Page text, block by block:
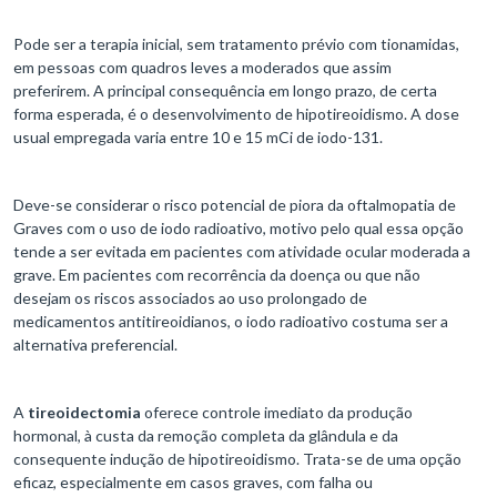
Pode ser a terapia inicial, sem tratamento prévio com tionamidas,
em pessoas com quadros leves a moderados que assim
preferirem. A principal consequência em longo prazo, de certa
forma esperada, é o desenvolvimento de hipotireoidismo. A dose
usual empregada varia entre 10 e 15 mCi de iodo-131.
Deve-se considerar o risco potencial de piora da oftalmopatia de
Graves com o uso de iodo radioativo, motivo pelo qual essa opção
tende a ser evitada em pacientes com atividade ocular moderada a
grave. Em pacientes com recorrência da doença ou que não
desejam os riscos associados ao uso prolongado de
medicamentos antitireoidianos, o iodo radioativo costuma ser a
alternativa preferencial.
A tireoidectomia oferece controle imediato da produção
hormonal, à custa da remoção completa da glândula e da
consequente indução de hipotireoidismo. Trata-se de uma opção
eficaz, especialmente em casos graves, com falha ou